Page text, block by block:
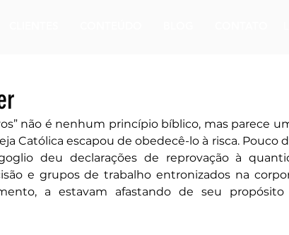
não é nenhum princípio bíblico, mas parece
Católica escapou de obedecê-lo à risca. Pouco
deu declarações de reprovação à
e grupos de trabalho entronizados na
a estavam afastando de seu propósito